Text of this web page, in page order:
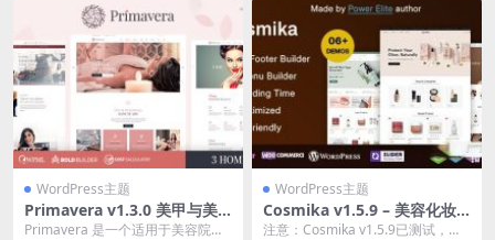
WordPress主题
Primavera v1.3.0 美甲与美
容院, 理发师主题下载
Primavera 是一个适用于美容院、
WordPress主题
Cosmika v1.5.9 – 美容化妆
品及护肤品 WooCommerce
注意：Cosmika v1.5.9已测试，资